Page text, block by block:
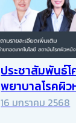
ประชาสัมพันธ์โ
พยาบาลโรคผิ
16 มกราคม 2568